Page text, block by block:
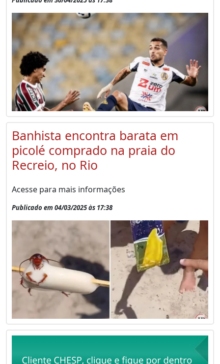
Banhista encontra barata em
picolé comprado na praia do
Recreio, no Rio
Acesse para mais informações
Publicado em 04/03/2025 às 17:38